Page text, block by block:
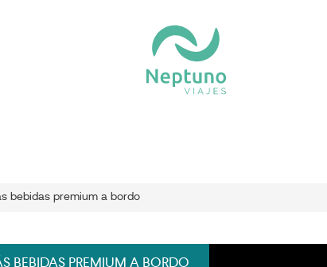
bebidas premium a bordo
BEBIDAS PREMIUM A BORDO